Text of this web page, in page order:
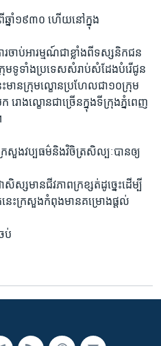
នាំ១៩៣០ ហើយនៅក្នុង
ចាប់អារម្មណ៍ជាខ្លាំងពីទស្សនិកជន
ទូទាំងប្រទេសសំរាប់សំដែងបំរើជូន
មានក្រុមល្ខោនប្រហែលជា១០ក្រុម
ោងល្ខោនជាច្រើនក្នុងទីក្រុងភ្នំពេញ
សួងវប្បធម៌និងវិចិត្រសិល្បៈបានឲ្យ
ស្សមានជីវភាពក្រខ្សត់ដូច្នេះដើម្បី
នេះក្រសួងកំពុងមានគម្រោងផ្តល់
ប់